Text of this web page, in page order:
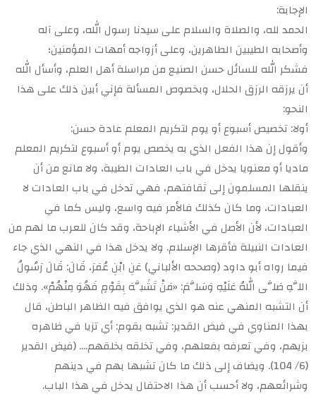
الإجابة:
الحمد لله، والصلاة والسلام على سيدنا رسول الله، وعلى آله
وأصحابه الطيبين الطاهرين، وعلى أزواجه أمهات المؤمنين؛
فشكر الله للسائل حسن الصنيع من مراسلة أهل العلم، وأسأل الله
أن يرزقه الرزق الحلال، وبخصوص المسألة فإني أبين ذلك على هذا
النحو:
أولا: تخصيص أسبوع أو يوم لتكريم المعلم عادة حسن:
وأقول إن هذا الفعل الذي به يخصص يوم أو أسبوع لتكريم المعلم
ماديا أو معنويا يدخل في باب العادات الطيبة، ولا مانع من أن
ينقلها المسلمون إلى ثقافتهم، فهي تدخل في باب العادات لا
العبادات، وما كان كذلك فالأمر فيه واسع، وليس كما في
العبادات، لأن الأصل في الأشياء الإباحة، وقد كان للعرب ما لهم من
العادات النبيلة فأقرها الإسلام. ولا يدخل هذا في النهي الذي جاء
فيما رواه أبو داود (وصححه الألباني) عَنِ ابْنِ عُمَرَ، قَالَ: قَالَ رَسُولُ
اللَّهِ صَلَّى اللهُ عَلَيْهِ وَسَلَّمَ: «مَنْ تَشَبَّهَ بِقَوْمٍ فَهُوَ مِنْهُمْ». وذلك
أن التشبه المنهي عنه هو الذي يوافق فيه الظاهر الباطن، قال
بهذا المناوي في فيض القدير: تشبه بقوم: أي تزيا في ظاهره
بزيهم، وفي تعرفه بفعلهم، وفي تخلقه بخلقهم…. (فيض القدير
(6/ 104). ويضاف إلى ذلك ما كان تشبها بهم في دينهم
وشرائعهم، ولا أحسب أن هذا الاحتفال يدخل في هذا الباب.